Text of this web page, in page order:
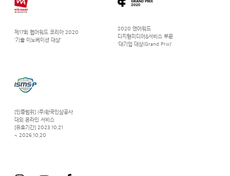
제17회 웹어워드 코리아 2020
‘기술 이노베이션 대상’
2020 앤어워드
디지털미디어&서비스 부문
‘대기업 대상(Grand Prix)’
[인증범위] (주)한국인삼공사
대외 온라인 서비스
[유효기간] 2023.10.21
~ 2026.10.20